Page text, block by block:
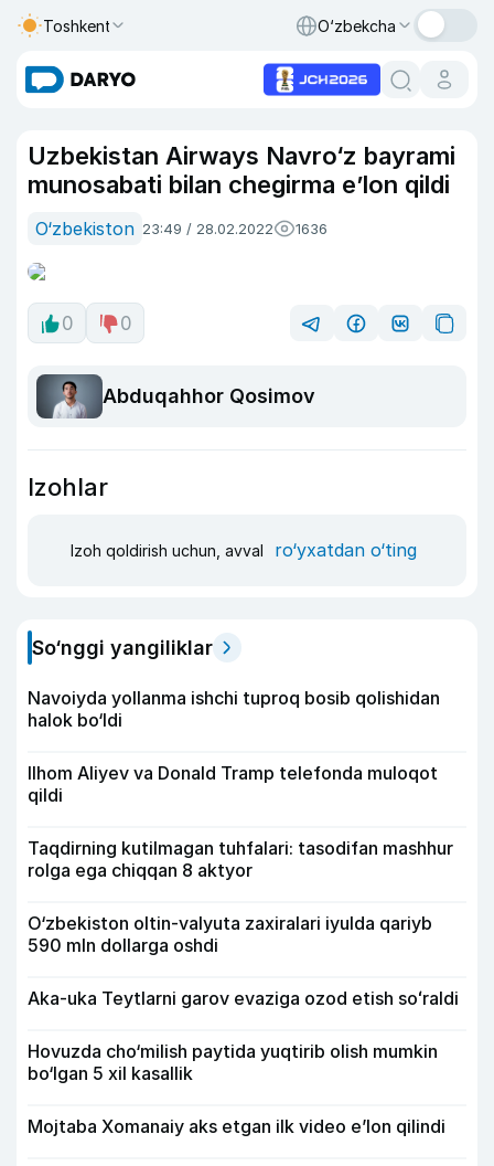
Toshkent O‘zbekcha
Uzbekistan Airways Navro‘z bayrami
munosabati bilan chegirma e’lon qildi
O‘zbekiston 23:49 / 28.02.2022 1636
0 0
Abduqahhor Qosimov
Izohlar
Izoh qoldirish uchun, avval ro‘yxatdan o‘ting
So‘nggi yangiliklar
Navoiyda yollanma ishchi tuproq bosib qolishidan
halok bo‘ldi
Ilhom Aliyev va Donald Tramp telefonda muloqot
qildi
Taqdirning kutilmagan tuhfalari: tasodifan mashhur
rolga ega chiqqan 8 aktyor
O‘zbekiston oltin-valyuta zaxiralari iyulda qariyb
590 mln dollarga oshdi
Aka-uka Teytlarni garov evaziga ozod etish soʻraldi
Hovuzda cho‘milish paytida yuqtirib olish mumkin
bo‘lgan 5 xil kasallik
Mojtaba Xomanaiy aks etgan ilk video e’lon qilindi